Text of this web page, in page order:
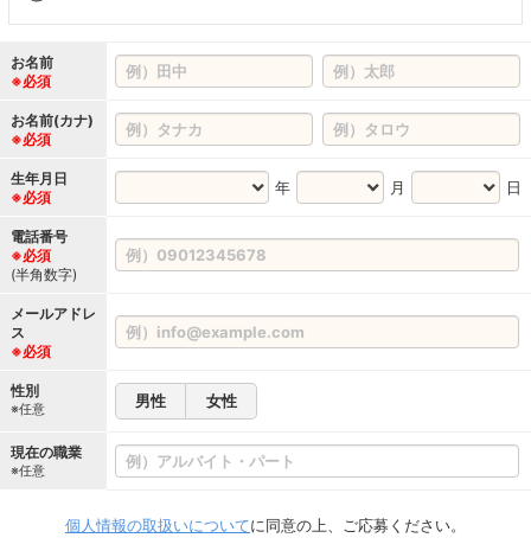
お名前
※必須
お名前(カナ)
※必須
生年月日
※必須
年 月 日
電話番号
※必須
(半角数字)
メールアドレ
ス
※必須
性別
※任意 男性 女性
現在の職業
※任意
個人情報の取扱いについてに同意の上、ご応募ください。